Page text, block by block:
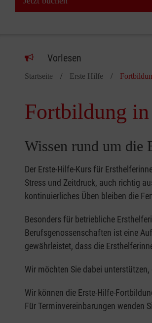
Vorlesen
Startseite Erste Hilfe
Fortbildung
Wissen rund um die
Der Erste-Hilfe-Kurs für
Stress und Zeitdruck, auch richtig
kontinuierliches Üben bleiben die
Besonders für betriebliche
Berufsgenossenschaften ist eine
gewährleistet, dass die
Wir möchten Sie dabei
Wir können die Erste-Hilfe-
Für Terminvereinbarungen wenden